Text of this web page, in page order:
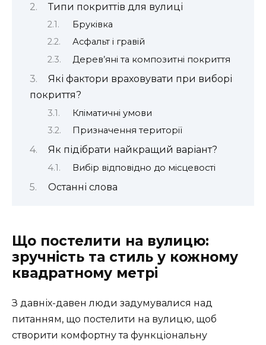
Типи покриттів для вулиці
Бруківка
Асфальт і гравій
Дерев’яні та композитні покриття
Які фактори враховувати при виборі
покриття?
Кліматичні умови
Призначення території
Як підібрати найкращий варіант?
Вибір відповідно до місцевості
Останні слова
Що постелити на вулицю:
зручність та стиль у кожному
квадратному метрі
З давніх-давен люди задумувалися над
питанням, що постелити на вулицю, щоб
створити комфортну та функціональну